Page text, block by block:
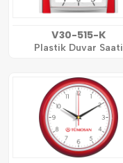
V30-515-K
Plastik Duvar Saati